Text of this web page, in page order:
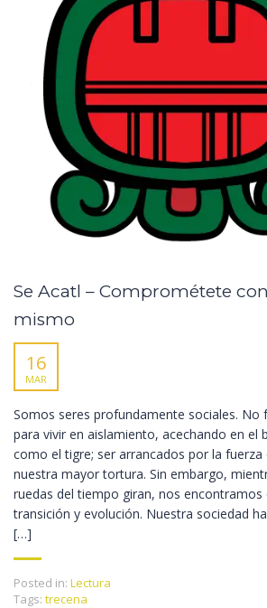
Se Acatl – Comprométete
mismo
16
MAR
Somos seres profundamente sociales. No
para vivir en aislamiento, acechando en el
como el tigre; ser arrancados por la fuerza
nuestra mayor tortura. Sin embargo,
ruedas del tiempo giran, nos encontramos
transición y evolución. Nuestra sociedad
[…]
Posted in: Lectura
Tags: trecena